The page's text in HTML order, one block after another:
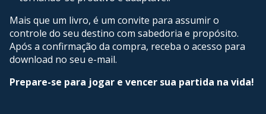
Mais que um livro, é um convite para assumir o
controle do seu destino com sabedoria e propósito.
Após a confirmação da compra, receba o acesso para
download no seu e-mail.
Prepare-se para jogar e vencer sua partida na vida!